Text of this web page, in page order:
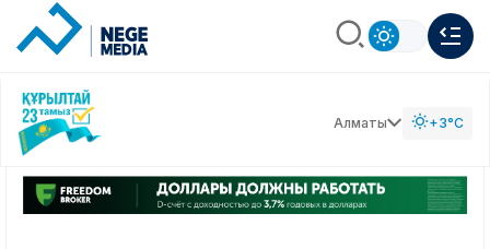
Алматы +3°C